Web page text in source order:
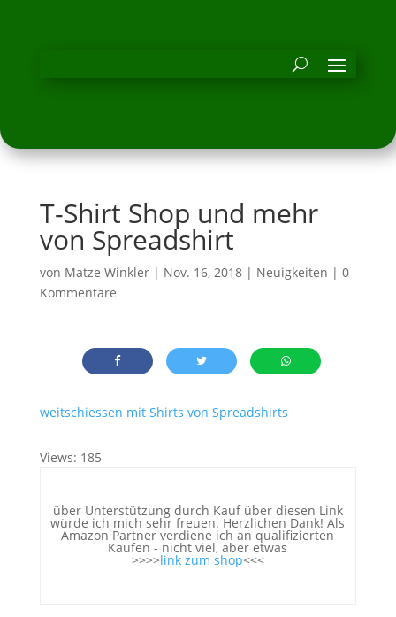
T-Shirt Shop und mehr
von Spreadshirt
von Matze Winkler| Nov. 16, 2018| Neuigkeiten | 0
Kommentare
weitschiessen mit Shirts von Spreadshirts
Views: 185
über Unterstützung durch Kauf über diesen Link
würde ich mich sehr freuen. Herzlichen Dank! Als
Amazon Partner verdiene ich an qualifizierten
Käufen - nicht viel, aber etwas
>>>>link zum shop<<<